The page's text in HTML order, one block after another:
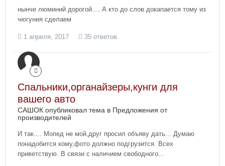
нынче люминий дорогой.... А кто до слов докапается тому из
чюгуния сделаем
1 апреля, 2017 35 ответов
Спальники,органайзеры,кунги для
вашего авто
САШОК опубликовал тема в Предложения от
производителей
И так.... Мопед не мой,друг просил объяву дать... Думаю
понадобится кому,фото должно подгрузится. Всех
приветствую. В связи с наличием свободного...